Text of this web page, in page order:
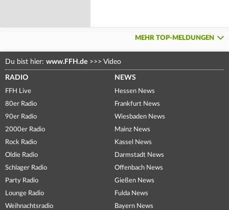
MEHR TOP-MELDUNGEN
Du bist hier: www.FFH.de >>> Video
RADIO
FFH Live
80er Radio
90er Radio
2000er Radio
Rock Radio
Oldie Radio
Schlager Radio
Party Radio
Lounge Radio
Weihnachtsradio
NEWS
Hessen News
Frankfurt News
Wiesbaden News
Mainz News
Kassel News
Darmstadt News
Offenbach News
Gießen News
Fulda News
Bayern News